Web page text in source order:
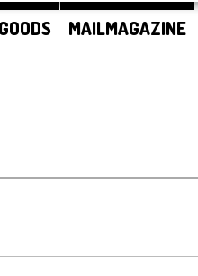
GOODS
MAILMAGAZINE